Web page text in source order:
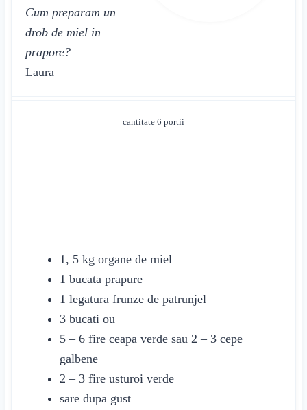
Cum preparam un
drob de miel in
prapore?
Laura
cantitate 6 portii
1, 5 kg organe de miel
1 bucata prapure
1 legatura frunze de patrunjel
3 bucati ou
5 – 6 fire ceapa verde sau 2 – 3 cepe
galbene
2 – 3 fire usturoi verde
sare dupa gust